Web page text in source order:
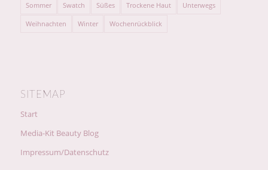
Sommer Swatch Süßes Trockene Haut Unterwegs
Weihnachten Winter Wochenrückblick
SITEMAP
Start
Media-Kit Beauty Blog
Impressum/Datenschutz